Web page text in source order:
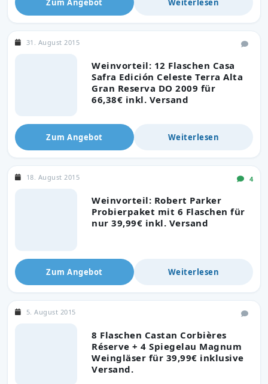
Zum Angebot Weiterlesen
Weinvorteil: 12 Flaschen Casa
Safra Edición Celeste Terra Alta
Gran Reserva DO 2009 für
66,38€ inkl. Versand
31. August 2015
Zum Angebot Weiterlesen
Weinvorteil: Robert Parker
Probierpaket mit 6 Flaschen für
nur 39,99€ inkl. Versand
18. August 2015 4
Zum Angebot Weiterlesen
8 Flaschen Castan Corbières
Réserve + 4 Spiegelau Magnum
Weingläser für 39,99€ inklusive
Versand.
5. August 2015